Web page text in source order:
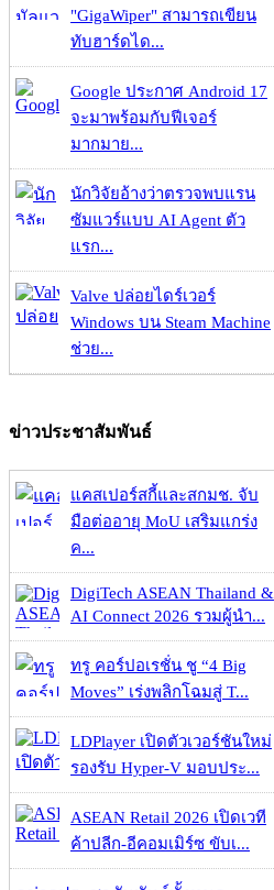
"GigaWiper" สามารถเขียน
ทับฮาร์ดได...
Google ประกาศ Android 17
จะมาพร้อมกับฟีเจอร์
มากมาย...
นักวิจัยอ้างว่าตรวจพบแรน
ซัมแวร์แบบ AI Agent ตัว
แรก...
Valve ปล่อยไดร์เวอร์
Windows บน Steam Machine
ช่วย...
ข่าวประชาสัมพันธ์
แคสเปอร์สกี้และสกมช. จับ
มือต่ออายุ MoU เสริมแกร่ง
ค...
DigiTech ASEAN Thailand &
AI Connect 2026 รวมผู้นำ...
ทรู คอร์ปอเรชั่น ชู “4 Big
Moves” เร่งพลิกโฉมสู่ T...
LDPlayer เปิดตัวเวอร์ชันใหม่
รองรับ Hyper-V มอบประ...
ASEAN Retail 2026 เปิดเวที
ค้าปลีก-อีคอมเมิร์ซ ขับเ...